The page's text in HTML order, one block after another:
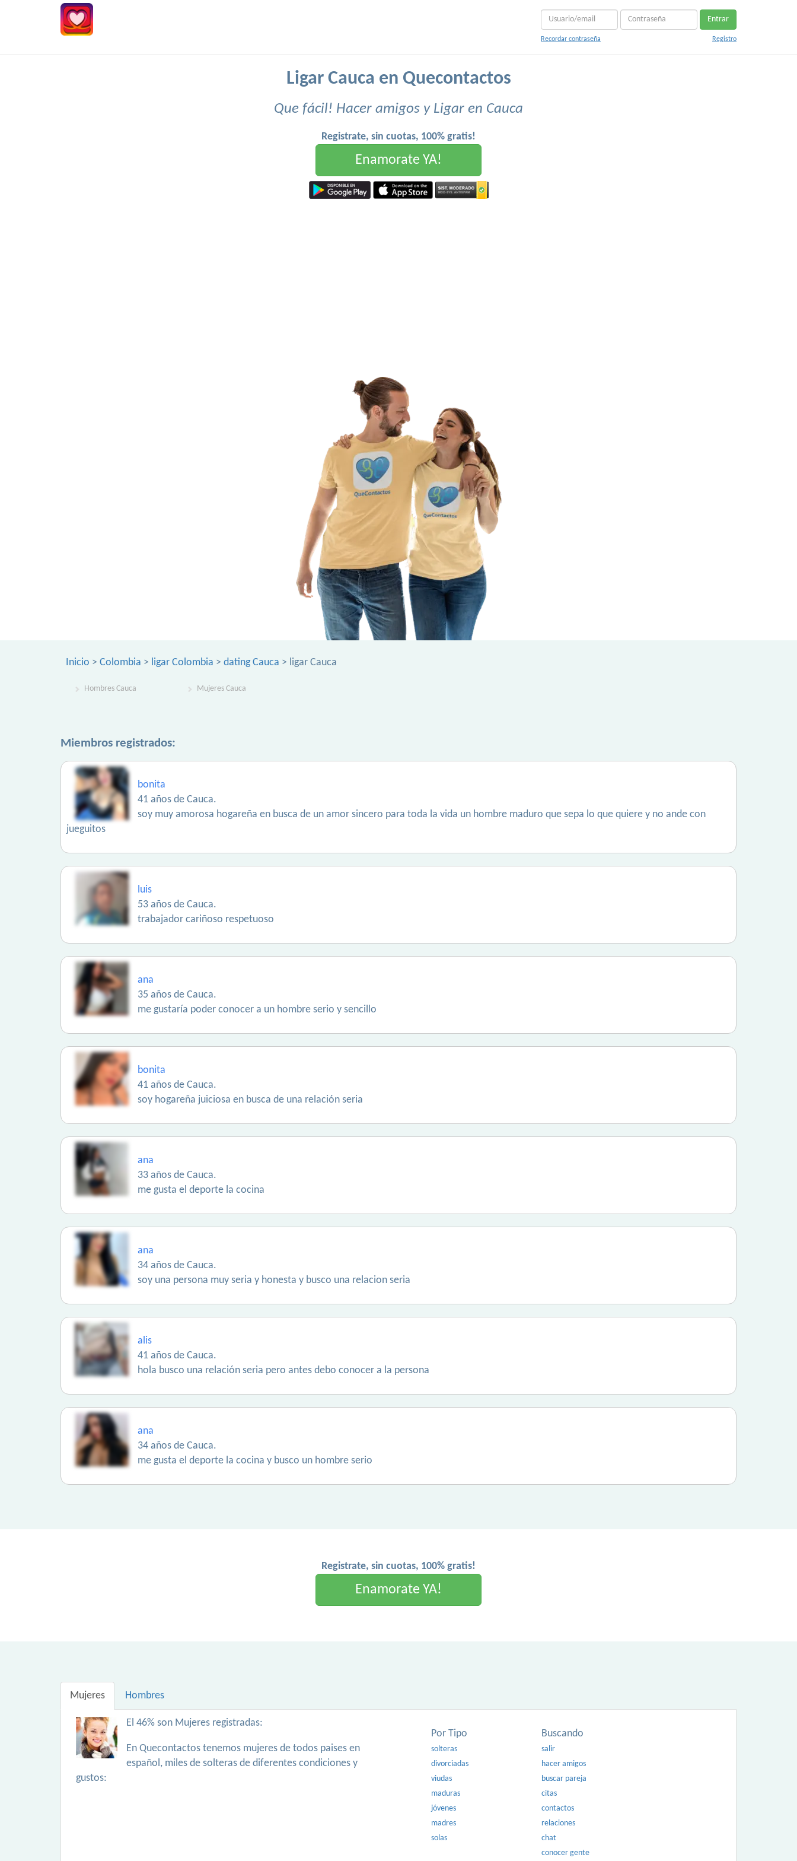
Entrar
Recordar contraseña Registro
Ligar Cauca en Quecontactos
Que fácil! Hacer amigos y Ligar en Cauca
Registrate, sin cuotas, 100% gratis!
Enamorate YA!
Inicio > Colombia > ligar Colombia > dating Cauca > ligar Cauca
Hombres Cauca Mujeres Cauca
Miembros registrados:
bonita
41 años de Cauca.
soy muy amorosa hogareña en busca de un amor sincero para toda la vida un hombre maduro que sepa lo que quiere y no ande con
jueguitos
luis
53 años de Cauca.
trabajador cariñoso respetuoso
ana
35 años de Cauca.
me gustaría poder conocer a un hombre serio y sencillo
bonita
41 años de Cauca.
soy hogareña juiciosa en busca de una relación seria
ana
33 años de Cauca.
me gusta el deporte la cocina
ana
34 años de Cauca.
soy una persona muy seria y honesta y busco una relacion seria
alis
41 años de Cauca.
hola busco una relación seria pero antes debo conocer a la persona
ana
34 años de Cauca.
me gusta el deporte la cocina y busco un hombre serio
Registrate, sin cuotas, 100% gratis!
Enamorate YA!
Mujeres Hombres
El 46% son Mujeres registradas:
En Quecontactos tenemos mujeres de todos paises en
español, miles de solteras de diferentes condiciones y
gustos:
Por Tipo
solteras
divorciadas
viudas
maduras
jóvenes
madres
solas
Buscando
salir
hacer amigos
buscar pareja
citas
contactos
relaciones
chat
conocer gente